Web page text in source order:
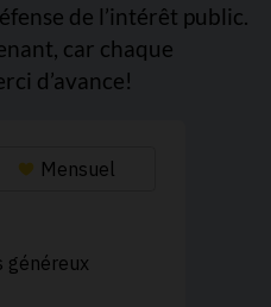
de l’intérêt public.
car chaque
d’avance!